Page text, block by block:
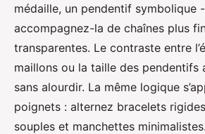
médaille, un pendentif symbolique
accompagnez-la de chaînes plus
transparentes. Le contraste entre
maillons ou la taille des pendentifs
sans alourdir. La même logique
poignets : alternez bracelets
souples et manchettes minimalistes.